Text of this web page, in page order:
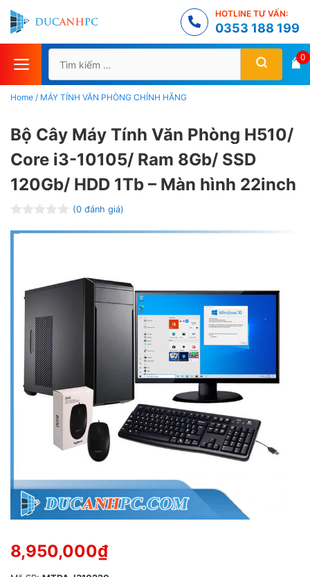
Chuyển
đến
nội
dung
HOTLINE TƯ VẤN:
0353 188 199
Tìm
kiếm
cho:
0
Home / MÁY TÍNH VĂN PHÒNG CHÍNH HÃNG
Bộ Cây Máy Tính Văn Phòng H510/
Core i3-10105/ Ram 8Gb/ SSD
120Gb/ HDD 1Tb – Màn hình 22inch
ư
(0 đánh giá)
8,950,000₫